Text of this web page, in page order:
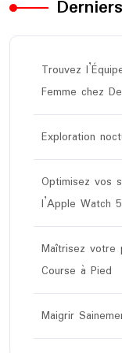
Trouvez
Femme chez
Exploration
Optimisez vos
l’Apple Watch 5
Maîtrisez votre
Course à Pied
Maigrir